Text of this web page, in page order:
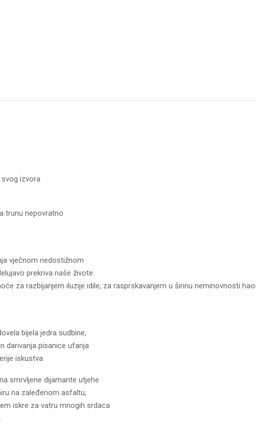
izvora
trunu nepovratno
vječnom nedostižnom
prekriva naše živote
za razbijanjem iluzije idile, za rasprskavanjem u širinu neminovnosti
bijela jedra sudbine,
darivanja pisanice ufanja
iskustva
smrvljene dijamante utjehe
na zaleđenom asfaltu,
iskre za vatru mnogih srdaca